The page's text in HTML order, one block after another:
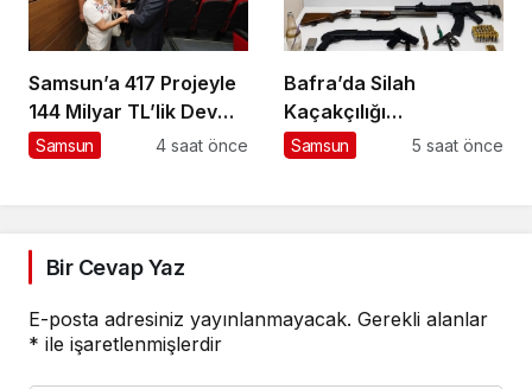
Samsun’a 417 Projeyle
144 Milyar TL’lik Dev
Yatırım
Samsun 4 saat önce
Bafra’da Silah
Kaçakçılığı
Operasyonu: 3 Gözaltı
Samsun 5 saat önce
Bir Cevap Yaz
E-posta adresiniz yayınlanmayacak. Gerekli alanlar
* ile işaretlenmişlerdir